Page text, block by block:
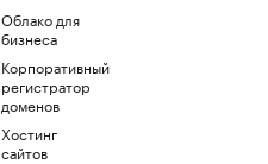
Облако для
бизнеса
Корпоративный
регистратор
доменов
Хостинг
сайтов